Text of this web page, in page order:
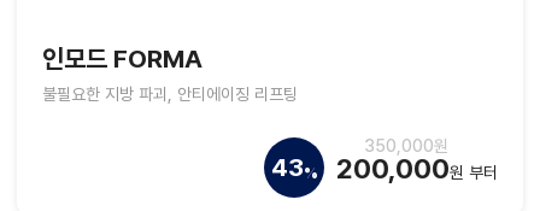
인모드 FORMA
불필요한 지방 파괴, 안티에이징 리프팅
43%
350,000원
200,000원 부터